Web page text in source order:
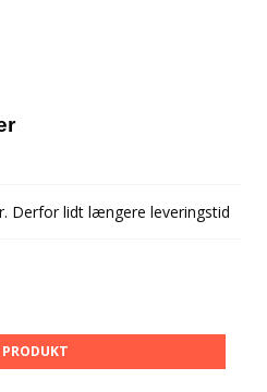
Derfor lidt længere leveringstid